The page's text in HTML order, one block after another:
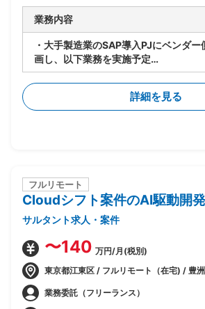
業務内容
・大手製造業のSAP導入PJにベンダ
画し、以下業務を実施予定
・PJ規模は500人月以上
-進捗/品質/課題管理
-リカバリー時の要因分析/リカバリー
-各種ドキュメントの作成
詳細を見る
フルリモート
Cloudシフト案件のAI駆動開
サルタント求人・案件
〜140 万円/月(税別)
東京都江東区 / フルリモート（在宅) / 豊
業務委託（フリーランス）